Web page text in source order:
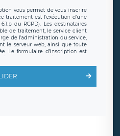
vous permet de vous inscrire
traitement est l’exécution d’une
du RGPD). Les destinataires
de traitement, le service client
de l’administration du service,
le serveur web, ainsi que toute
Le formulaire d’inscription est
conformes au RGPD. Les
entendu que vous pouvez
vos données et retirer votre